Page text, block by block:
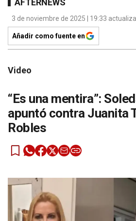
AFTERNEWS
3 de noviembre de 2025 | 19:33
Añadir como fuente en
Video
“Es una mentira”:
apuntó contra Juanita
Robles